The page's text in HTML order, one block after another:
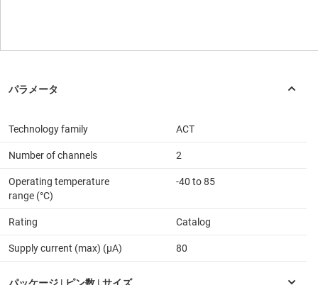
Technology family ACT
Number of channels 2
Operating temperature
range (°C)
-40 to 85
Rating Catalog
Supply current (max) (µA) 80